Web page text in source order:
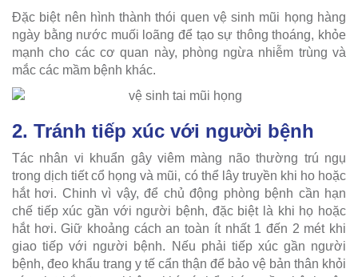
Đặc biệt nên hình thành thói quen vệ sinh mũi họng hàng
ngày bằng nước muối loãng để tạo sự thông thoáng, khỏe
mạnh cho các cơ quan này, phòng ngừa nhiễm trùng và
mắc các mầm bệnh khác.
2. Tránh tiếp xúc với người bệnh
Tác nhân vi khuẩn gây viêm màng não thường trú ngụ
trong dịch tiết cổ họng và mũi, có thể lây truyền khi ho hoặc
hắt hơi. Chinh vì vậy, để chủ động phòng bệnh cần hạn
chế tiếp xúc gần với người bệnh, đặc biệt là khi họ hoặc
hắt hơi. Giữ khoảng cách an toàn ít nhất 1 đến 2 mét khi
giao tiếp với người bệnh. Nếu phải tiếp xúc gần người
bệnh, đeo khẩu trang y tế cẩn thận để bảo vệ bản thân khỏi